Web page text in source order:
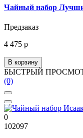
Чайный набор
Предзаказ
4 475 р
В корзину
БЫСТРЫЙ
(0)
0
102097